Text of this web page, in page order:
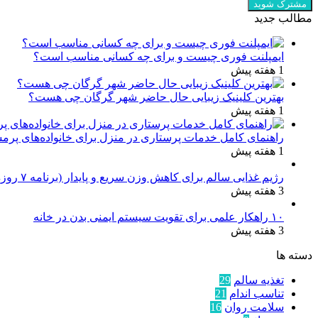
مطالب جدید
ایمپلنت فوری چیست و برای چه کسانی مناسب است؟
1 هفته پیش
بهترین کلینیک زیبایی حال حاضر شهر گرگان چی هست؟
1 هفته پیش
راهنمای کامل خدمات پرستاری در منزل برای خانواده‌های
1 هفته پیش
رژیم غذایی سالم برای کاهش وزن سریع و پایدار (برنامه ۷ روزه کامل)
3 هفته پیش
۱۰ راهکار علمی برای تقویت سیستم ایمنی بدن در خانه
3 هفته پیش
دسته ها
تغذیه سالم 29
تناسب اندام 21
سلامت روان 16